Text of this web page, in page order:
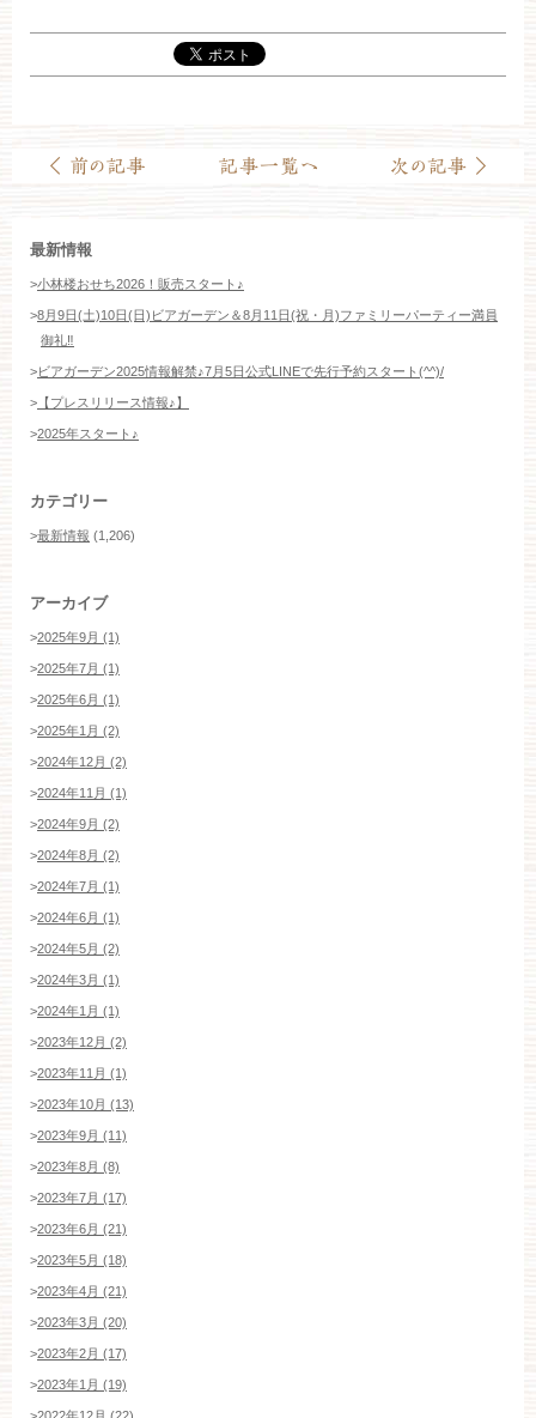
最新情報
>小林楼おせち2026！販売スタート♪
>8月9日(土)10日(日)ビアガーデン＆8月11日(祝・月)ファミリーパーティー満員
御礼‼️
>ビアガーデン2025情報解禁♪7月5日公式LINEで先行予約スタート(^^)/
> 【プレスリリース情報♪】
>2025年スタート♪
カテゴリー
>最新情報 (1,206)
アーカイブ
>2025年9月 (1)
>2025年7月 (1)
>2025年6月 (1)
>2025年1月 (2)
>2024年12月 (2)
>2024年11月 (1)
>2024年9月 (2)
>2024年8月 (2)
>2024年7月 (1)
>2024年6月 (1)
>2024年5月 (2)
>2024年3月 (1)
>2024年1月 (1)
>2023年12月 (2)
>2023年11月 (1)
>2023年10月 (13)
>2023年9月 (11)
>2023年8月 (8)
>2023年7月 (17)
>2023年6月 (21)
>2023年5月 (18)
>2023年4月 (21)
>2023年3月 (20)
>2023年2月 (17)
>2023年1月 (19)
>2022年12月 (22)